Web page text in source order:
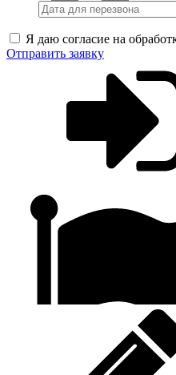
Я даю согласие на
Отправить заявку